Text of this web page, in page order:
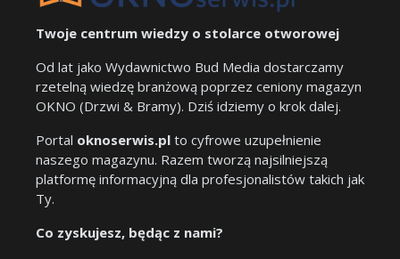
Twoje centrum wiedzy o stolarce otworowej
Od lat jako Wydawnictwo Bud Media dostarczamy
rzetelną wiedzę branżową poprzez ceniony magazyn
OKNO (Drzwi & Bramy). Dziś idziemy o krok dalej.
Portal oknoserwis.pl to cyfrowe uzupełnienie
naszego magazynu. Razem tworzą najsilniejszą
platformę informacyjną dla profesjonalistów takich jak
Ty.
Co zyskujesz, będąc z nami?